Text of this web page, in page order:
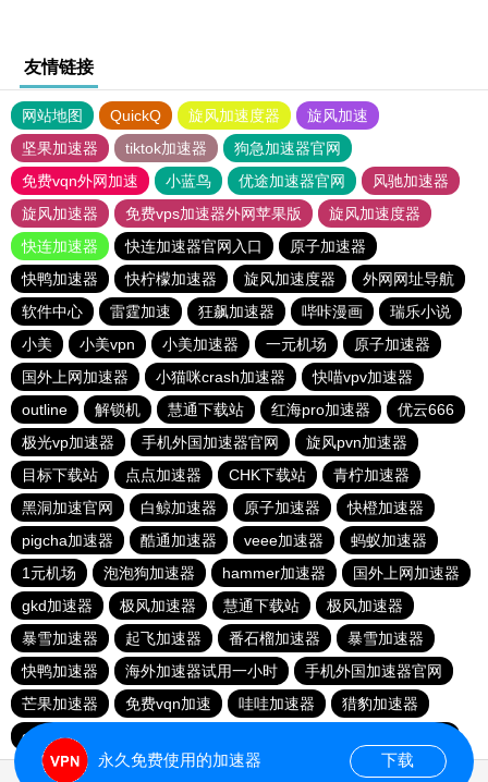
友情链接
网站地图 QuickQ 旋风加速度器
旋风加速
坚果加速器
tiktok加速器
狗急加速器官网
免费vqn外网加速
小蓝鸟 优途加速器官网
风驰加速器
旋风加速器
免费vps加速器外网苹果版
旋风加速度器
快连加速器
快连加速器官网入口
原子加速器
快鸭加速器
快柠檬加速器 旋风加速度器
外网网址导航
软件中心
雷霆加速 狂飙加速器 哔咔漫画
瑞乐小说
小美
小美vpn 小美加速器 一元机场
原子加速器
国外上网加速器
小猫咪crash加速器
快喵vpv加速器
outline
解锁机 慧通下载站 红海pro加速器
优云666
极光vp加速器
手机外国加速器官网
旋风pvn加速器
目标下载站
点点加速器 CHK下载站
青柠加速器
黑洞加速官网
白鲸加速器 原子加速器
快橙加速器
pigcha加速器
酷通加速器 veee加速器
蚂蚁加速器
1元机场
泡泡狗加速器 hammer加速器
国外上网加速器
gkd加速器
极风加速器 慧通下载站
极风加速器
暴雪加速器
起飞加速器 番石榴加速器
暴雪加速器
快鸭加速器
海外加速器试用一小时
手机外国加速器官网
芒果加速器
免费vqn加速 哇哇加速器
猎豹加速器
gkd加速器
永久免费使用的加速器 下载